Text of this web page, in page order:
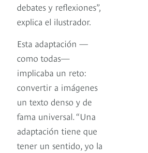
debates y reflexiones”,
explica el ilustrador.
Esta adaptación —
como todas—
implicaba un reto:
convertir a imágenes
un texto denso y de
fama universal. “Una
adaptación tiene que
tener un sentido, yo la